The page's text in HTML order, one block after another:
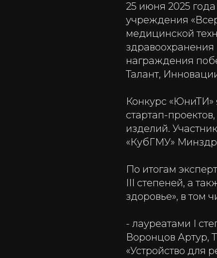
25 июня 2025
учреждения
медицинской
здравоохранения
награждения
Талант,
Конкурс «ЮниТИ»
стартап-
изделий.
«КубГМУ»
По итогам
III степеней, а
здоровье», в том
- лауреатами I
Воронцов Артур,
«Устройство для